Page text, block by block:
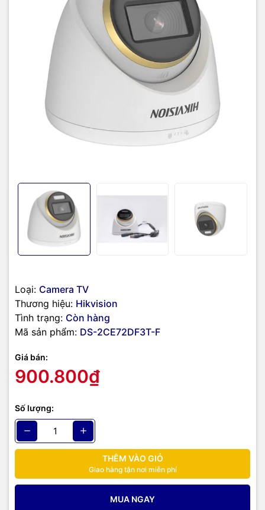
Loại: Camera TV
Thương hiệu: Hikvision
Tình trạng: Còn hàng
Mã sản phẩm: DS-2CE72DF3T-F
Giá bán:
900.800₫
Số lượng:
THÊM VÀO GIỎ
Giao hàng tận nơi miễn phí
MUA NGAY
– Nhà phân phối và cung cấp giải pháp công nghệ uy tín
tại Việt Nam. Chúng tôi chuyên cung cấp đa dạng sản phẩm:
Máy tính PC Máy chủ - Server Thiết bị mạng,
Tổng đài Màn hình tương tác Linh kiện máy tính
như tivi, tủ lạnh, máy giặt, máy hút ẩm... cùng nhiều thiết bị
công nghệ khác.
cam kết mang đến
sản phẩm chính
hãng, giá tốt, dịch vụ chuyên nghiệp, đáp ứng tối đa nhu cầu của
doanh nghiệp cũng như gia đình và cá nhân.